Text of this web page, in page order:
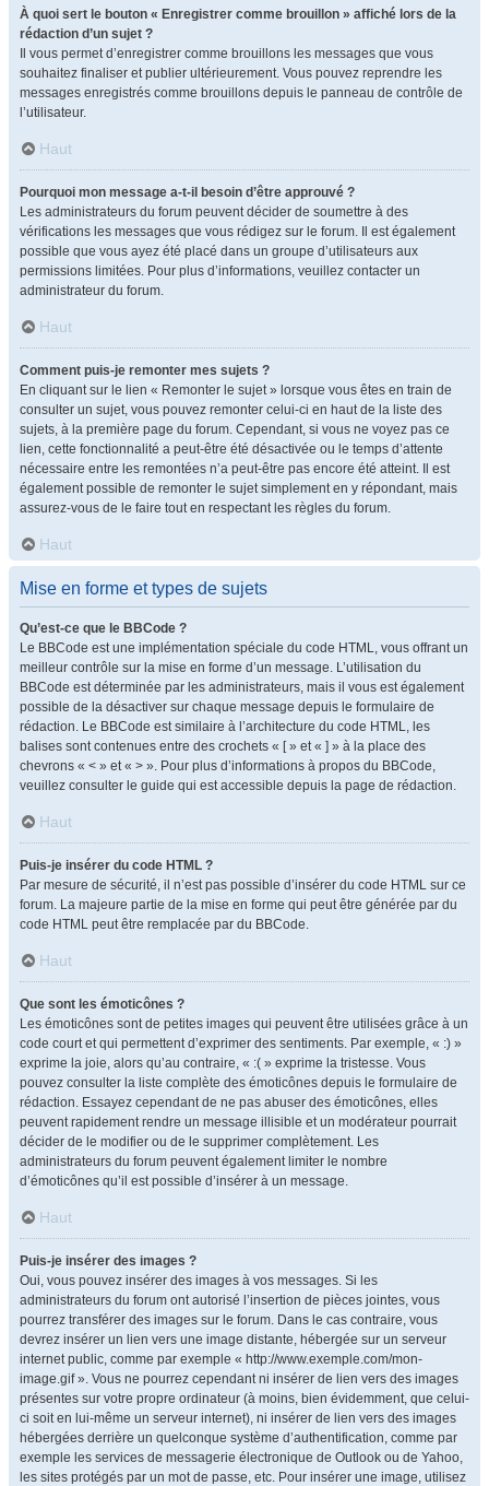
À quoi sert le bouton « Enregistrer comme brouillon » affiché lors de la
rédaction d’un sujet ?
Il vous permet d’enregistrer comme brouillons les messages que vous
souhaitez finaliser et publier ultérieurement. Vous pouvez reprendre les
messages enregistrés comme brouillons depuis le panneau de contrôle de
l’utilisateur.
Haut
Pourquoi mon message a-t-il besoin d’être approuvé ?
Les administrateurs du forum peuvent décider de soumettre à des
vérifications les messages que vous rédigez sur le forum. Il est également
possible que vous ayez été placé dans un groupe d’utilisateurs aux
permissions limitées. Pour plus d’informations, veuillez contacter un
administrateur du forum.
Haut
Comment puis-je remonter mes sujets ?
En cliquant sur le lien « Remonter le sujet » lorsque vous êtes en train de
consulter un sujet, vous pouvez remonter celui-ci en haut de la liste des
sujets, à la première page du forum. Cependant, si vous ne voyez pas ce
lien, cette fonctionnalité a peut-être été désactivée ou le temps d’attente
nécessaire entre les remontées n’a peut-être pas encore été atteint. Il est
également possible de remonter le sujet simplement en y répondant, mais
assurez-vous de le faire tout en respectant les règles du forum.
Haut
Mise en forme et types de sujets
Qu’est-ce que le BBCode ?
Le BBCode est une implémentation spéciale du code HTML, vous offrant un
meilleur contrôle sur la mise en forme d’un message. L’utilisation du
BBCode est déterminée par les administrateurs, mais il vous est également
possible de la désactiver sur chaque message depuis le formulaire de
rédaction. Le BBCode est similaire à l’architecture du code HTML, les
balises sont contenues entre des crochets « [ » et « ] » à la place des
chevrons « < » et « > ». Pour plus d’informations à propos du BBCode,
veuillez consulter le guide qui est accessible depuis la page de rédaction.
Haut
Puis-je insérer du code HTML ?
Par mesure de sécurité, il n’est pas possible d’insérer du code HTML sur ce
forum. La majeure partie de la mise en forme qui peut être générée par du
code HTML peut être remplacée par du BBCode.
Haut
Que sont les émoticônes ?
Les émoticônes sont de petites images qui peuvent être utilisées grâce à un
code court et qui permettent d’exprimer des sentiments. Par exemple, « :) »
exprime la joie, alors qu’au contraire, « :( » exprime la tristesse. Vous
pouvez consulter la liste complète des émoticônes depuis le formulaire de
rédaction. Essayez cependant de ne pas abuser des émoticônes, elles
peuvent rapidement rendre un message illisible et un modérateur pourrait
décider de le modifier ou de le supprimer complètement. Les
administrateurs du forum peuvent également limiter le nombre
d’émoticônes qu’il est possible d’insérer à un message.
Haut
Puis-je insérer des images ?
Oui, vous pouvez insérer des images à vos messages. Si les
administrateurs du forum ont autorisé l’insertion de pièces jointes, vous
pourrez transférer des images sur le forum. Dans le cas contraire, vous
devrez insérer un lien vers une image distante, hébergée sur un serveur
internet public, comme par exemple « http://www.exemple.com/mon-
image.gif ». Vous ne pourrez cependant ni insérer de lien vers des images
présentes sur votre propre ordinateur (à moins, bien évidemment, que celui-
ci soit en lui-même un serveur internet), ni insérer de lien vers des images
hébergées derrière un quelconque système d’authentification, comme par
exemple les services de messagerie électronique de Outlook ou de Yahoo,
les sites protégés par un mot de passe, etc. Pour insérer une image, utilisez